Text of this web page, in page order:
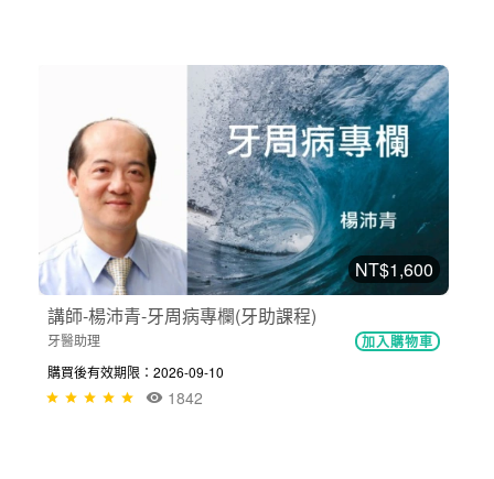
NT$1,600
講師-楊沛青-牙周病專欄(牙助課程)
牙醫助理 加入購物車
購買後有效期限：2026-09-10
1842